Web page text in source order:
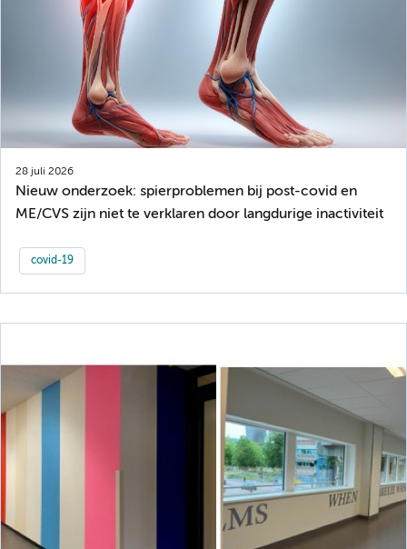
28 juli 2026
Nieuw onderzoek: spierproblemen bij post-covid en
ME/CVS zijn niet te verklaren door langdurige inactiviteit
covid-19